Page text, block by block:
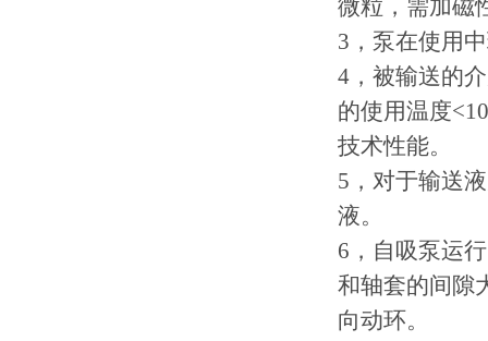
微粒，需加磁
3，泵在使用
4，被输送的
的使用温度
技术性能。
5，对于输送
液。
6，自吸泵运
和轴套的间隙
向动环。